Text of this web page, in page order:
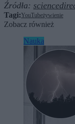
Źródła:
Tagi:YouTubeżywienie
Zobacz również
Nauka